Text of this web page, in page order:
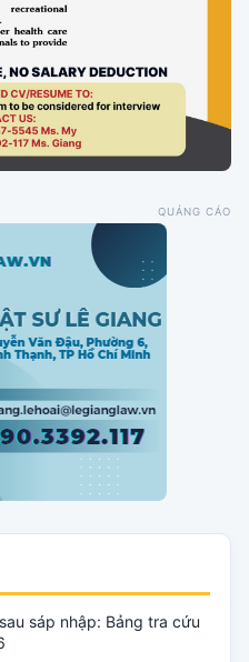
QUẢNG CÁO
sáp nhập: Bảng tra cứu